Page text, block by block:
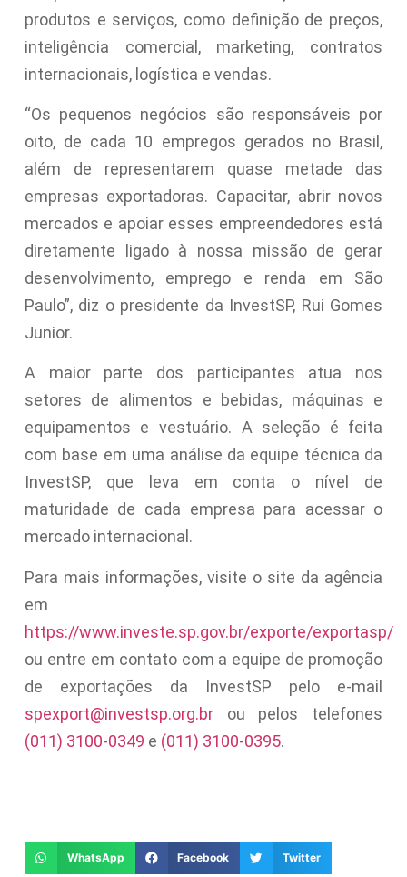
produtos e serviços, como definição de preços,
inteligência comercial, marketing, contratos
internacionais, logística e vendas.
“Os pequenos negócios são responsáveis por
oito, de cada 10 empregos gerados no Brasil,
além de representarem quase metade das
empresas exportadoras. Capacitar, abrir novos
mercados e apoiar esses empreendedores está
diretamente ligado à nossa missão de gerar
desenvolvimento, emprego e renda em São
Paulo”, diz o presidente da InvestSP, Rui Gomes
Junior.
A maior parte dos participantes atua nos
setores de alimentos e bebidas, máquinas e
equipamentos e vestuário. A seleção é feita
com base em uma análise da equipe técnica da
InvestSP, que leva em conta o nível de
maturidade de cada empresa para acessar o
mercado internacional.
Para mais informações, visite o site da agência
em
https://www.investe.sp.gov.br/exporte/exportasp/
ou entre em contato com a equipe de promoção
de exportações da InvestSP pelo e-mail
spexport@investsp.org.brou pelos telefones
(011) 3100-0349 e (011) 3100-0395.
WhatsApp Facebook Twitter